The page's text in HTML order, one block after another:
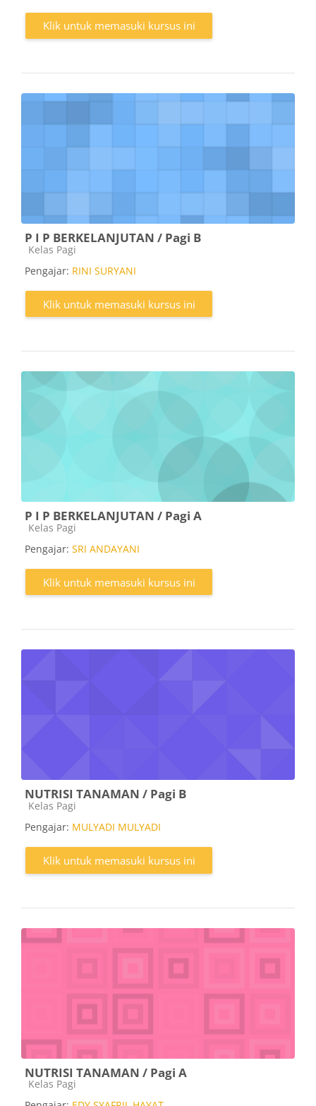
Klik untuk memasuki kursus ini
P I P BERKELANJUTAN / Pagi B
Kategori kursus
Kelas Pagi
Pengajar: RINI SURYANI
Klik untuk memasuki kursus ini
P I P BERKELANJUTAN / Pagi A
Kategori kursus
Kelas Pagi
Pengajar: SRI ANDAYANI
Klik untuk memasuki kursus ini
NUTRISI TANAMAN / Pagi B
Kategori kursus
Kelas Pagi
Pengajar: MULYADI MULYADI
Klik untuk memasuki kursus ini
NUTRISI TANAMAN / Pagi A
Kategori kursus
Kelas Pagi